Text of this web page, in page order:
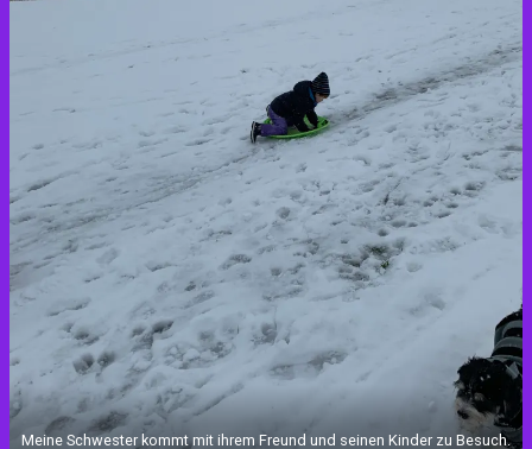
Meine Schwester kommt mit ihrem Freund und seinen Kinder zu Besuch.